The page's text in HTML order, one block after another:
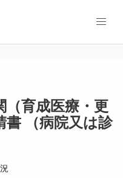
（育成医療・更
書 （病院又は診